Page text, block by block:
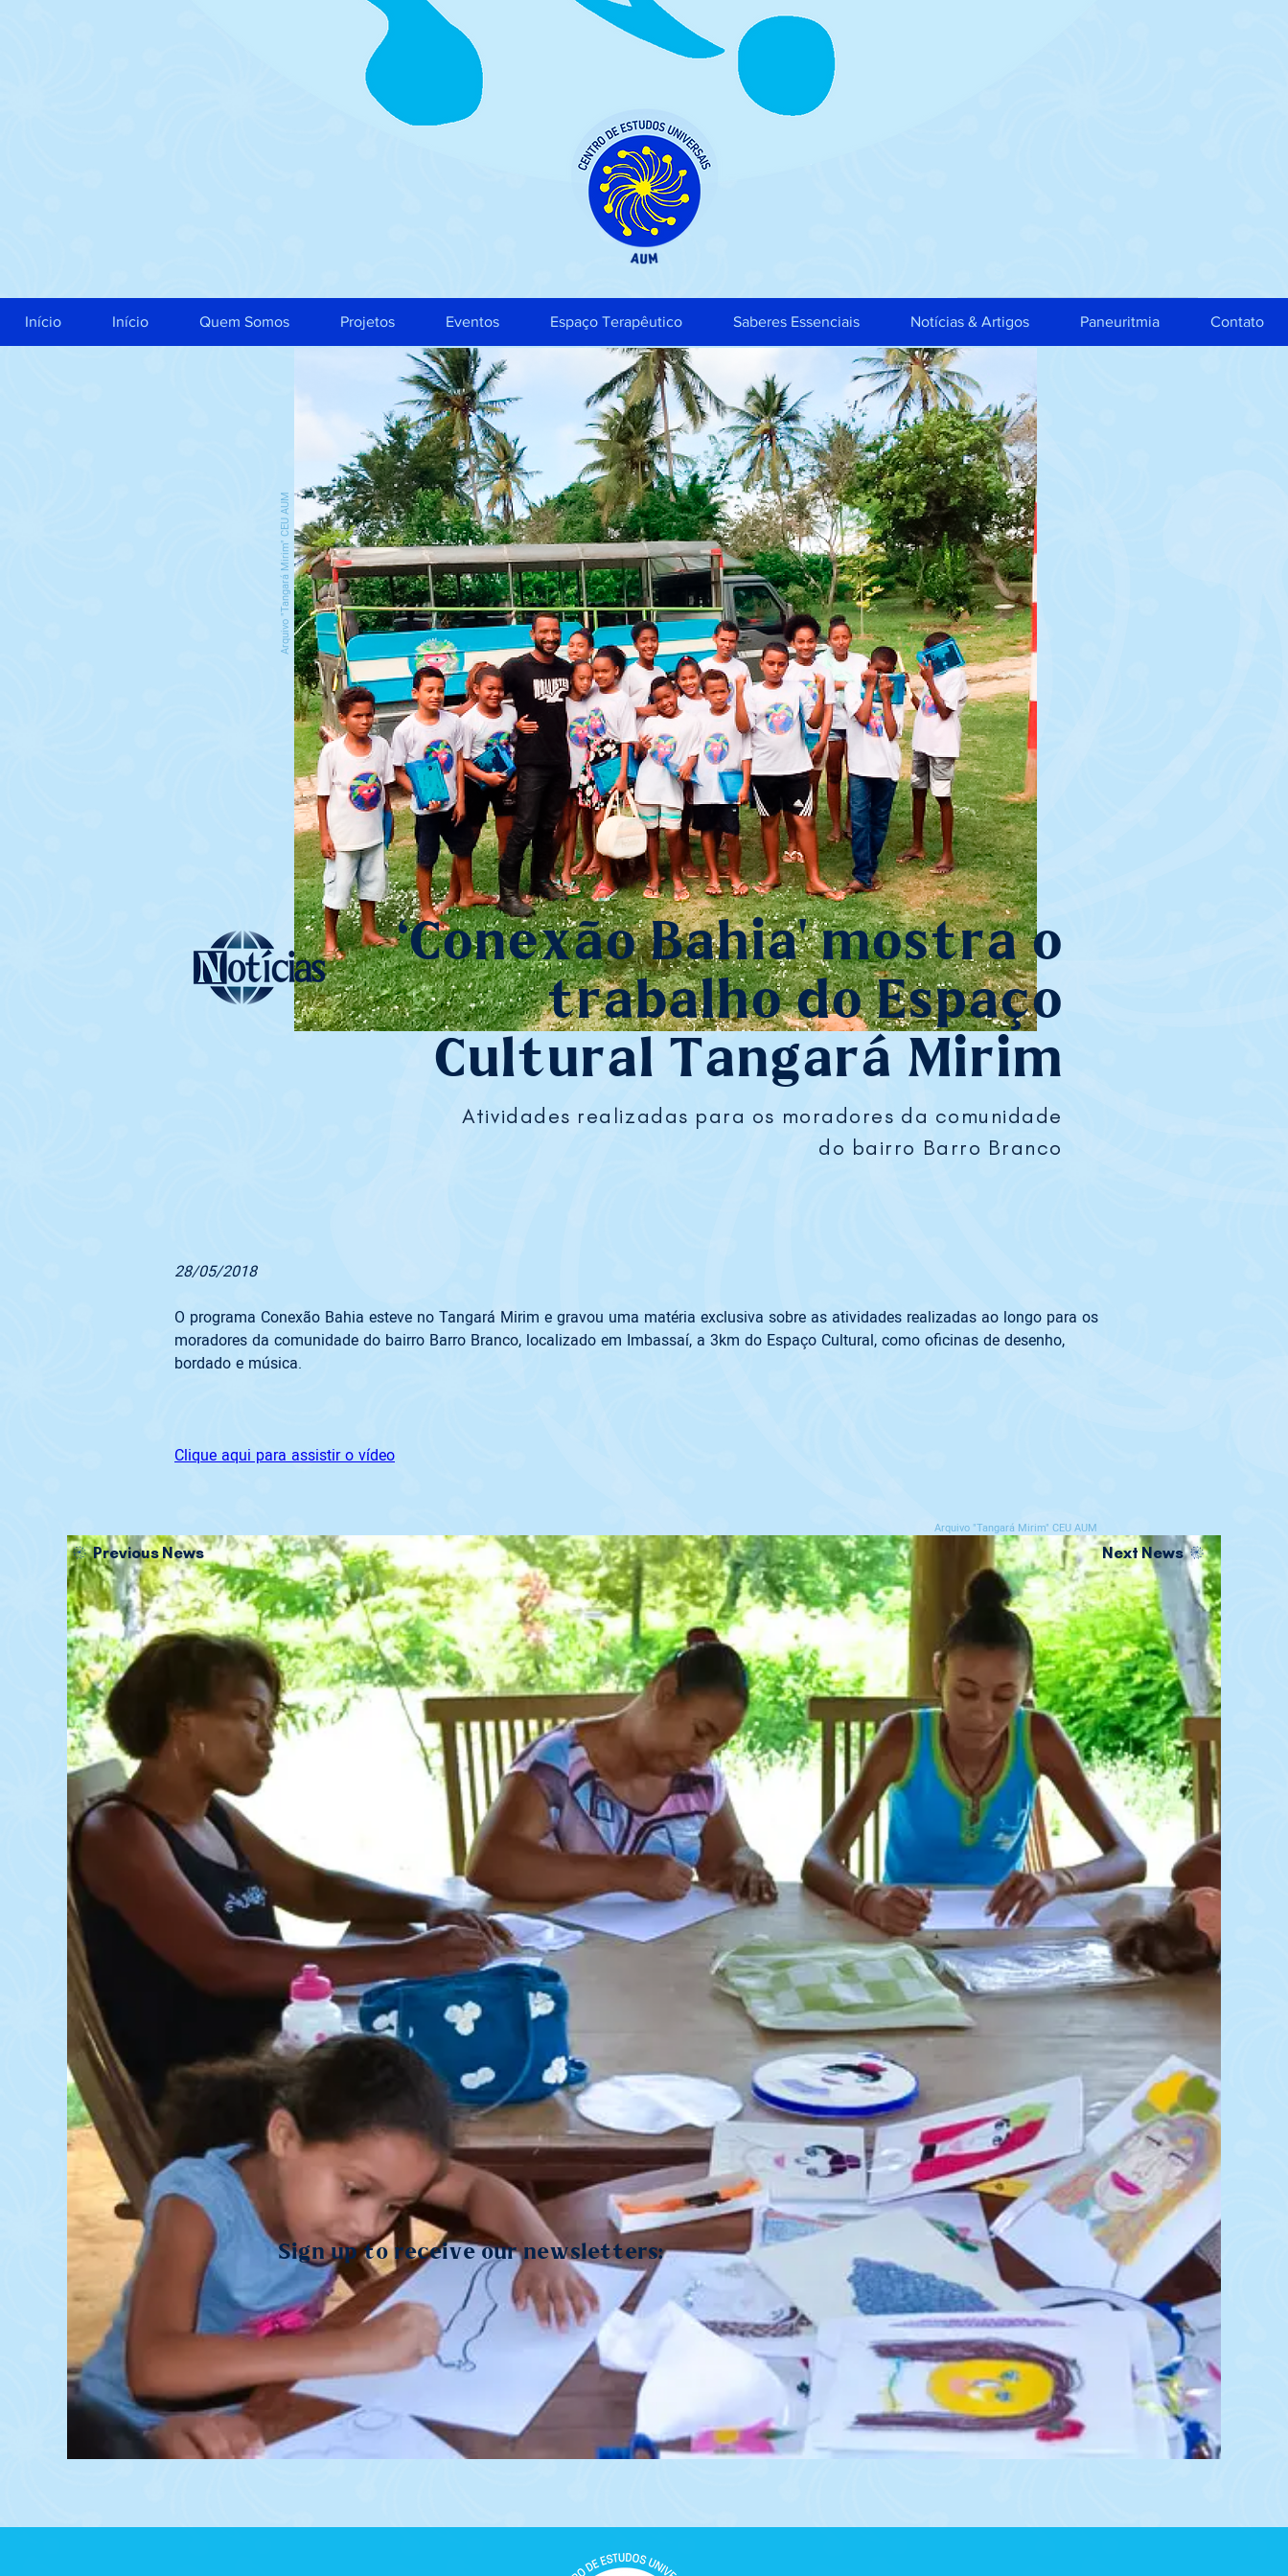
Início Início Quem Somos Projetos Eventos Espaço Terapêutico Saberes Essenciais Notícias & Artigos Paneuritmia Contato
Arquivo "Tangará Mirim" CEU AUM
‘Conexão Bahia' mostra o
trabalho do Espaço
Cultural Tangará Mirim
Atividades realizadas para os moradores da comunidade
do bairro Barro Branco
28/05/2018
O programa Conexão Bahia esteve no Tangará Mirim e gravou uma matéria exclusiva sobre as atividades realizadas ao longo para os
moradores da comunidade do bairro Barro Branco, localizado em Imbassaí, a 3km do Espaço Cultural, como oficinas de desenho,
bordado e música.
Clique aqui para assistir o vídeo
Arquivo "Tangará Mirim" CEU AUM
Previous News Next News
Sign up to receive our newsletters: